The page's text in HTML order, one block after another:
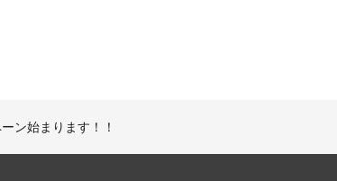
ン始まります！！